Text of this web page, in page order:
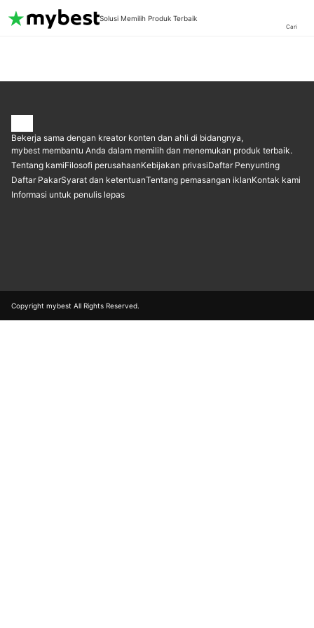
Solusi Memilih Produk Terbaik
Cari
Bekerja sama dengan kreator konten dan ahli di bidangnya,
mybest membantu Anda dalam memilih dan menemukan produk terbaik.
Tentang kamiFilosofi perusahaanKebijakan privasiDaftar Penyunting
Daftar PakarSyarat dan ketentuanTentang pemasangan iklanKontak kami
Informasi untuk penulis lepas
Copyright mybest All Rights Reserved.